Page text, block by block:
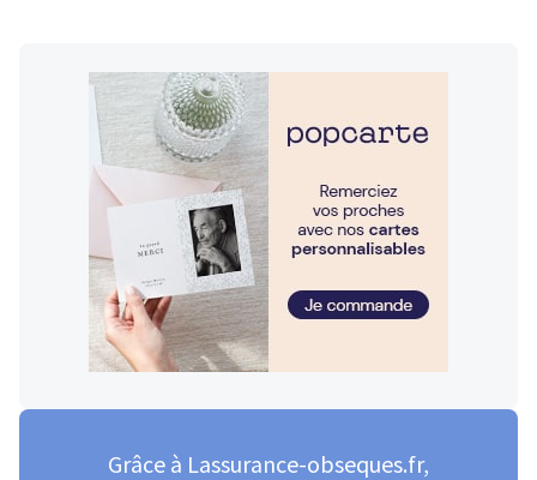
Grâce à Lassurance-obseques.fr,